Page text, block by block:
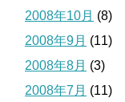
2008年10月 (8)
2008年9月 (11)
2008年8月 (3)
2008年7月 (11)